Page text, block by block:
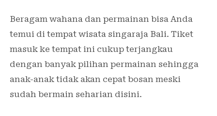
Beragam wahana dan permainan bisa Anda
temui di tempat wisata singaraja Bali. Tiket
masuk ke tempat ini cukup terjangkau
dengan banyak pilihan permainan sehingga
anak-anak tidak akan cepat bosan meski
sudah bermain seharian disini.